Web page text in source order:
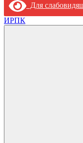
Для
ИРПК